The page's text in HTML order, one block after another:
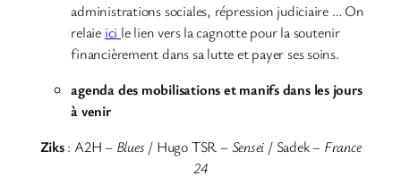
administrations sociales, répression judiciaire … On
relaie ici le lien vers la cagnotte pour la soutenir
financièrement dans sa lutte et payer ses soins.
agenda des mobilisations et manifs dans les jours
à venir
Ziks: A2H – Blues / Hugo TSR –Sensei / Sadek – France
24